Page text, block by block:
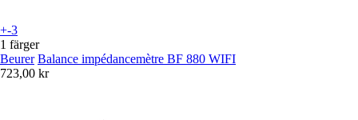
+-3
1 färger
Beurer Balance impédancemètre BF 880 WIFI
723,00 kr